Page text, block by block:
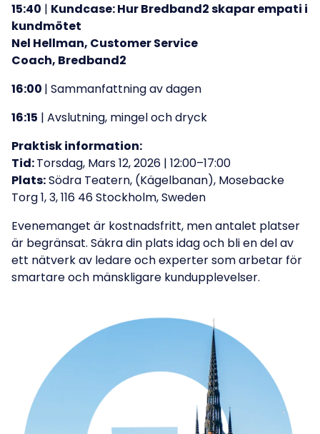
15:40 | Kundcase: Hur Bredband2 skapar empati i
kundmötet
Nel Hellman, Customer Service
Coach, Bredband2
16:00 | Sammanfattning av dagen
16:15 | Avslutning, mingel och dryck
Praktisk information:
Tid:Torsdag, Mars 12, 2026 | 12:00–17:00
Plats:Södra Teatern, (Kägelbanan), Mosebacke
Torg 1, 3, 116 46 Stockholm, Sweden
Evenemanget är kostnadsfritt, men antalet platser
är begränsat. Säkra din plats idag och bli en del av
ett nätverk av ledare och experter som arbetar för
smartare och mänskligare kundupplevelser.